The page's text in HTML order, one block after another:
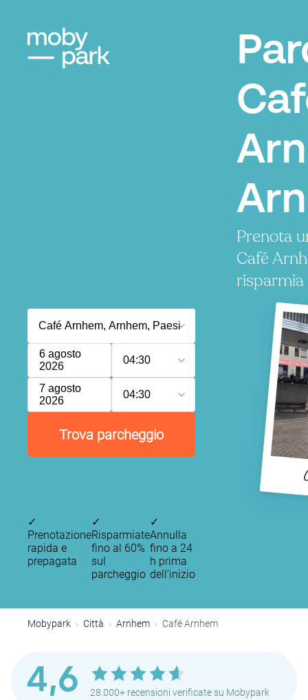
Prenota
Café
risparmia
6 agosto
2026
04:30
7 agosto
2026
04:30
Trova parcheggio
✓
Prenotazione
rapida e
prepagata
✓
Risparmiate
fino al 60%
sul
parcheggio
✓
Annulla
fino a 24
h prima
dell’inizio
Mobypark Città Arnhem Café Arnhem
4,6 28.000+ recensioni verificate su Mobypark